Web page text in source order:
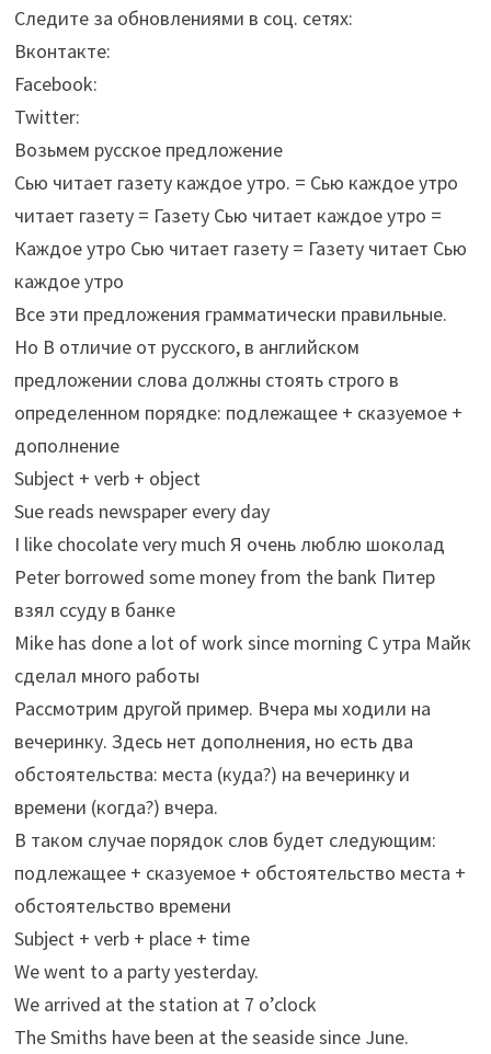
Следите за обновлениями в соц. сетях:
Вконтакте:
Facebook:
Twitter:
Возьмем русское предложение
Сью читает газету каждое утро. = Сью каждое утро
читает газету = Газету Сью читает каждое утро =
Каждое утро Сью читает газету = Газету читает Сью
каждое утро
Все эти предложения грамматически правильные.
Но В отличие от русского, в английском
предложении слова должны стоять строго в
определенном порядке: подлежащее + сказуемое +
дополнение
Subject + verb + object
Sue reads newspaper every day
I like chocolate very much Я очень люблю шоколад
Peter borrowed some money from the bank Питер
взял ссуду в банке
Mike has done a lot of work since morning С утра Майк
сделал много работы
Рассмотрим другой пример. Вчера мы ходили на
вечеринку. Здесь нет дополнения, но есть два
обстоятельства: места (куда?) на вечеринку и
времени (когда?) вчера.
В таком случае порядок слов будет следующим:
подлежащее + сказуемое + обстоятельство места +
обстоятельство времени
Subject + verb + place + time
We went to a party yesterday.
We arrived at the station at 7 o’clock
The Smiths have been at the seaside since June.